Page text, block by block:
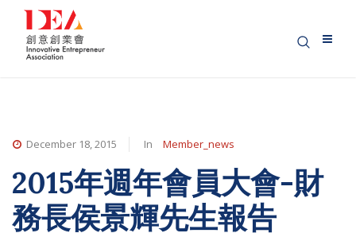
December 18, 2015 In Member_news
2015年週年會員大會-財
務長侯景輝先生報告